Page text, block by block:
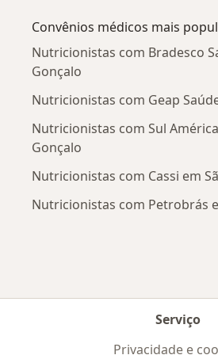
Convênios médicos mais
Nutricionistas com Bradesco
Gonçalo
Nutricionistas com Geap
Nutricionistas com Sul
Gonçalo
Nutricionistas com Cassi em
Nutricionistas com Petrobrás
Serviço
Privacidade e